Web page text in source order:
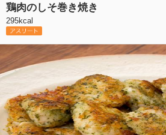
鶏肉のしそ巻き焼き
295kcal